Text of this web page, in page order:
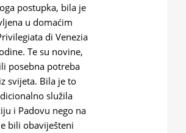
postupka, bila je
u domaćim
di Venezia
Te su novine,
posebna potreba
svijeta. Bila je to
služila
i Padovu nego na
bili obaviješteni